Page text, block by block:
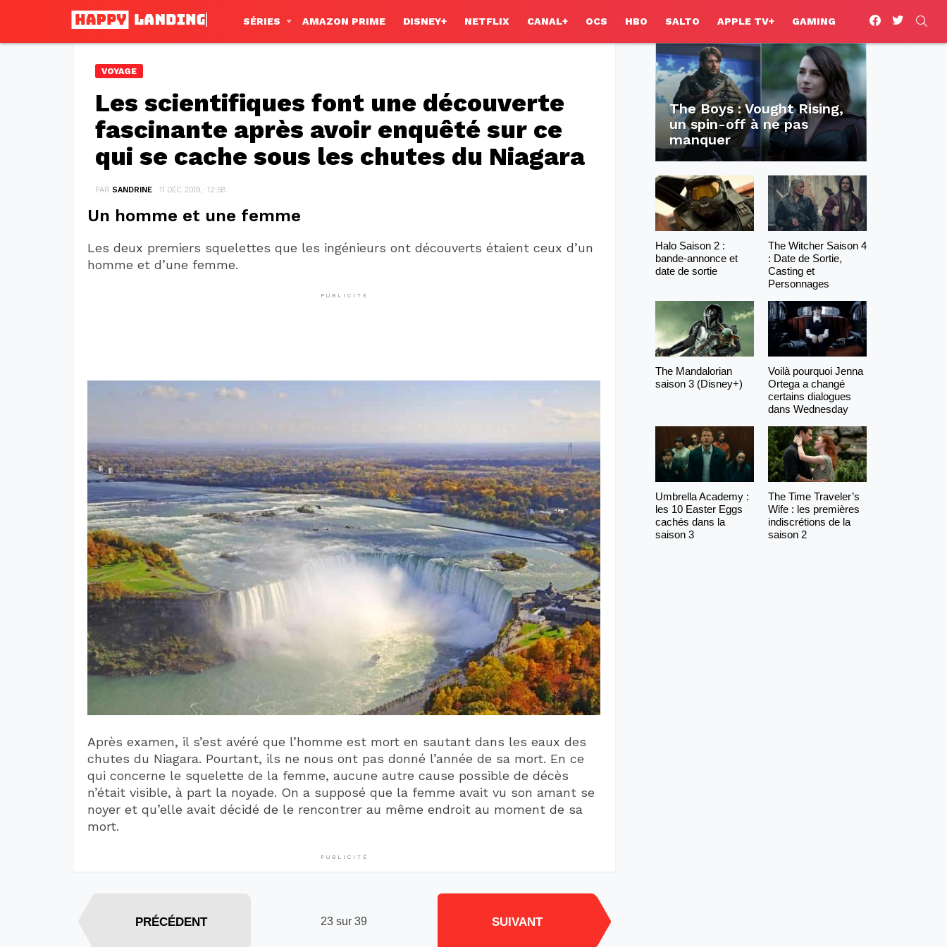
SÉRIES AMAZON PRIME DISNEY+ NETFLIX CANAL+ OCS HBO SALTO APPLE TV+ GAMING
facebooktwitter
VOYAGE
Les scientifiques font une découverte
fascinante après avoir enquêté sur ce
qui se cache sous les chutes du Niagara
PAR SANDRINE 11 DÉC 2019, · 12:58
Un homme et une femme
Les deux premiers squelettes que les ingénieurs ont découverts étaient ceux d’un
homme et d’une femme.
PUBLICITÉ
Après examen, il s’est avéré que l’homme est mort en sautant dans les eaux des
chutes du Niagara. Pourtant, ils ne nous ont pas donné l’année de sa mort. En ce
qui concerne le squelette de la femme, aucune autre cause possible de décès
n’était visible, à part la noyade. On a supposé que la femme avait vu son amant se
noyer et qu’elle avait décidé de le rencontrer au même endroit au moment de sa
mort.
PUBLICITÉ
23 sur 39
PRÉCÉDENT SUIVANT
The Boys : Vought Rising,
un spin-off à ne pas
manquer
Halo Saison 2 :
bande-annonce et
date de sortie
The Witcher Saison 4
: Date de Sortie,
Casting et
Personnages
The Mandalorian
saison 3 (Disney+)
Voilà pourquoi Jenna
Ortega a changé
certains dialogues
dans Wednesday
Umbrella Academy :
les 10 Easter Eggs
cachés dans la
saison 3
The Time Traveler’s
Wife : les premières
indiscrétions de la
saison 2